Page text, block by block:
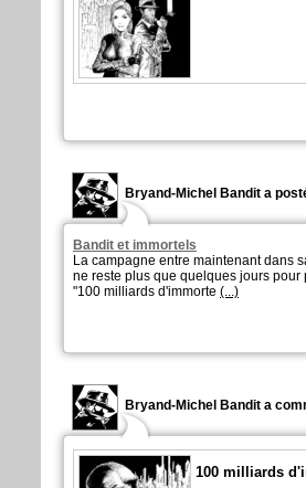
Bryand-Michel Bandit a
Bandit et immortels
La campagne entre maintenant dans
ne reste plus que quelques jours pour
"100 milliards d'immorte (...)
Bryand-Michel Bandit a
100 milliards